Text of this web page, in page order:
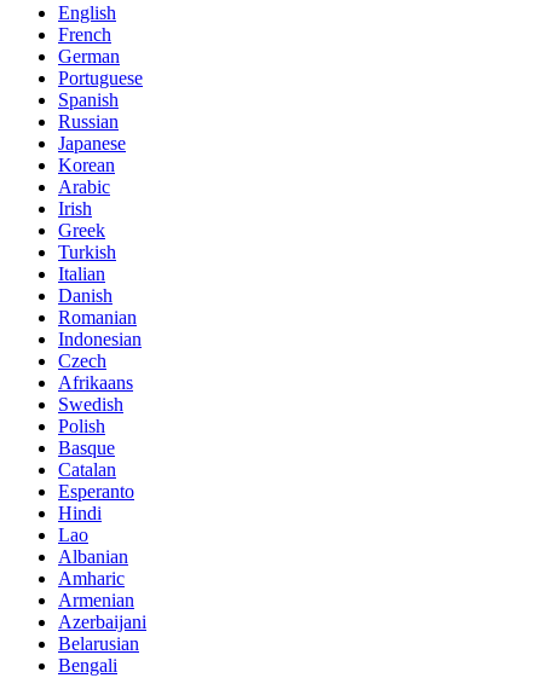
English
French
German
Portuguese
Spanish
Russian
Japanese
Korean
Arabic
Irish
Greek
Turkish
Italian
Danish
Romanian
Indonesian
Czech
Afrikaans
Swedish
Polish
Basque
Catalan
Esperanto
Hindi
Lao
Albanian
Amharic
Armenian
Azerbaijani
Belarusian
Bengali